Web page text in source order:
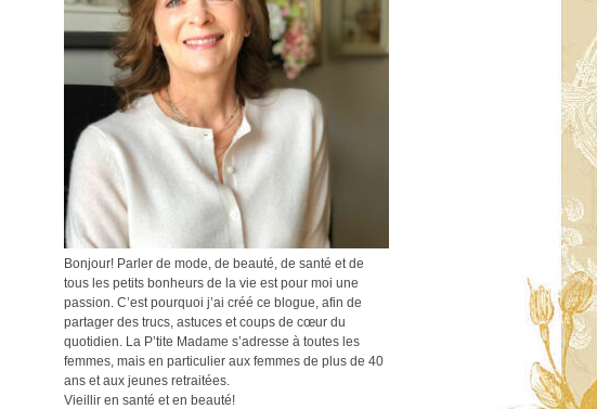
Bonjour! Parler de mode, de beauté, de santé et de
tous les petits bonheurs de la vie est pour moi une
passion. C’est pourquoi j’ai créé ce blogue, afin de
partager des trucs, astuces et coups de cœur du
quotidien. La P’tite Madame s’adresse à toutes les
femmes, mais en particulier aux femmes de plus de 40
ans et aux jeunes retraitées.
Vieillir en santé et en beauté!